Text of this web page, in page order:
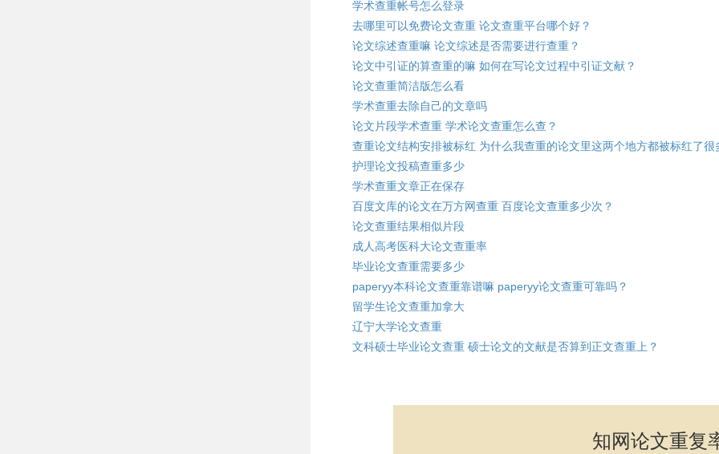
学术查重帐号怎么登录
去哪里可以免费论文查重 论文查重平台哪个好？
论文综述查重嘛 论文综述是否需要进行查重？
论文中引证的算查重的嘛 如何在写论文过程中引证文献？
论文查重简洁版怎么看
学术查重去除自己的文章吗
论文片段学术查重 学术论文查重怎么查？
查重论文结构安排被标红 为什么我查重的论文里这两个地方都被标红了很
护理论文投稿查重多少
学术查重文章正在保存
百度文库的论文在万方网查重 百度论文查重多少次？
论文查重结果相似片段
成人高考医科大论文查重率
毕业论文查重需要多少
paperyy本科论文查重靠谱嘛 paperyy论文查重可靠吗？
留学生论文查重加拿大
辽宁大学论文查重
文科硕士毕业论文查重 硕士论文的文献是否算到正文查重上？
知网论文重复